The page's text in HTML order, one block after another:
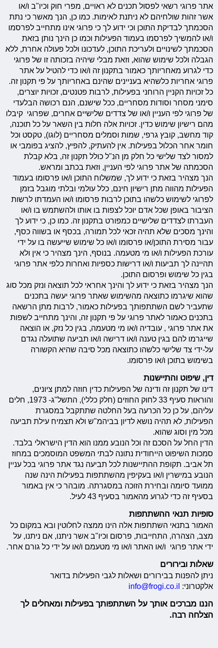
אתר פרוגי רשאי לפסול תכנים לא ראויים, מפרי חוק וכיו"ב ו/או
אשר זהות שולחיהם לא ניתנת לאימות. כמו כן, הנך מאשר כי נתת
הסכמתך לבדיקת התוכן וכי ידוע לך כי פרוגי אינו מתחייב לפרסמו
ו/או להמשיך לפרסמו בעמוד הפעילות וכמו כן הינך נותן בזאת
הסכמתך לשינויים ולעריכת התוכן, לעדכונו ולכל פעולה אחרת, ללא
הגבלה ולכל שימוש שהוא, וזאת מבלי שיהיה בזכותה זו של פרוגי
כדי לגרוע מאחריותך כאמור בתקנון זה ו/או כדי להטיל על אתר
פרוגי אחריות כלשהיא בעניינים שהינם באחריותך על פי תקנון זה.
כל זכויות הקניין הרוחני בפעילות, לרבות פטנטים, זכויות יוצרים,
סימני מסחר וסודות מסחריים, ככל שישנם, הנם רכושה הבלעדי
של פרוגי לפי העניין ו/או של צדדים שלישיים אחרים, שפרוגי קיבלו
מהם רישיון שימוש כדין. זכויות אלה חלות בין השאר על כל תוכנה,
קוד מחשב, קובץ גרפי, שמות וסמלים מסחריים (לוגו), טקסט וכל
חומר אחר הכלול בפעילות. אין להעתיק, להפיץ, להציג בפומבי או
למסור לצד שלישי כל חלק מן הנ"ל כולל תקנון זה, בלא קבלת
הסכמתה של אתר פרוגי לפי העניין, וזאת בכתב ומראש.
הנך מצהיר בזאת כי ידוע לך, שמשלוח התוכן ו/או פרסומו בעמוד
הפעילות מהווה מתן רישיון חינם, כלל עולמי ובלתי מוגבל בזמן
לפרוגי לשימוש כלשהו בתוכן לרבות פרסומו ו/או העמדתו לרשות
הציבור באופן שכל אדם יוכל לצפות בו אותו ולהשתמש בו ו/או
העברתו לצדדים שלישיים כמפורט בתקנון זה. כמו כן, כי ידוע לך
והינך מסכים שלא תהיה זכאי לכל תמורה, בכסף או בשווה כסף,
עבור מסירת התוכן/או פרסומו ו/או כל שימוש שייעשה בו על ידי
עורכת הפעילות ו/או מי מטעמה. בנוסף, הינך מצהיר כי אין ולא
תהיינה לך תביעות ו/או דרישות כספיות ואחרות כלפי אתר פרוגי
בגין כל שימוש ופרסום התוכן.
הנך מצהיר בזאת כי ידוע לך והינך אחראי לכל תוצאה ונזק מכל סוג
שהוא שיגרמו כתוצאה מהשימוש שאתר פרוגי יעשה בתכנים
שתעביר לשם השתתפותך בפעילות כאמור, לרבות מתן הרשאה
בתכנים כאמור לאתר פרוגי על פי תקנון זה, והינך מתחייב לשפות
את אתר פרוגי , עובדיה ו/או מי מטעמה, בגין כל נזק, או הוצאה
שייגרמו להם בגין טענה ו/או דרישה ו/או תביעה שתועלה נגדם
על-ידי צד שלישי כלשהו כתוצאה מכל סיבה שהיא הקשורה
בשימוש בתוכן ו/או פרסומו.
דין, שיפוט והתיישנות
דינו של תקנון זה ודינה של הפעילות כדין חוזה למתן ציונים,
והוראות סעיף 33 לחוק החוזים (חלק כללי), התשל"ג- 1973, חלים
עליהם, על כן כל הכרעה בעל החלטה שתתקבל במסגרת
הפעילות, לא תהיה נושא לדיון בביהמ"ש ולא תצמיח עילת תביעה
מכל מין וסוג שהוא.
הדין החל על הסכם זה וכל הנובע ממנו הוא הדין הישראלי בלבד.
סמכות השיפוט הייחודית נתונה לבתי המשפט המוסמכים במחוז
תל אביב. תקופת ההתיישנות לכל תביעה נגד אתר פרוגי בכל עניין
הנובע במישרין ו/או בעקיפין מהשתתפות בפעילות הינה שנה
ממועד סיומה ובחירת הזוכה במסגרתה. מובהר כי אין באמור
בסעיף זה כדי לגרוע מהאמור בסעיף 43 לעיל.
סופיות תנאי ההשתתפות
האמור בתנאי השתתפות אלה הינו ממצה לחלוטין ובא במקום כל
מצב, הצהרה, התחייבות, פרסום וכיו"ב אשר ניתנו, אם ניתנו, על
ידי אתר פרוגי ו/או האתר ו/או מי מטעמם ו/או על ידי כל גורם אחר.
שאלות ובירורים
ניתן להפנות בבירורים ושאלות לגבי הפעילות בדואר
אלקטרוני: info@frogi.co.il
הננו מברכים אותך על השתתפותך בפעילות ומאחלים לך
הצלחה רבה.